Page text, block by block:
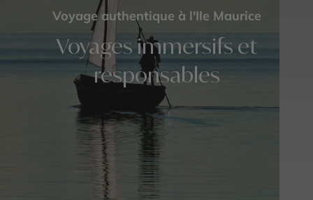
Voyage authentique à l'Ile Maurice
Voyages immersifs et
responsables